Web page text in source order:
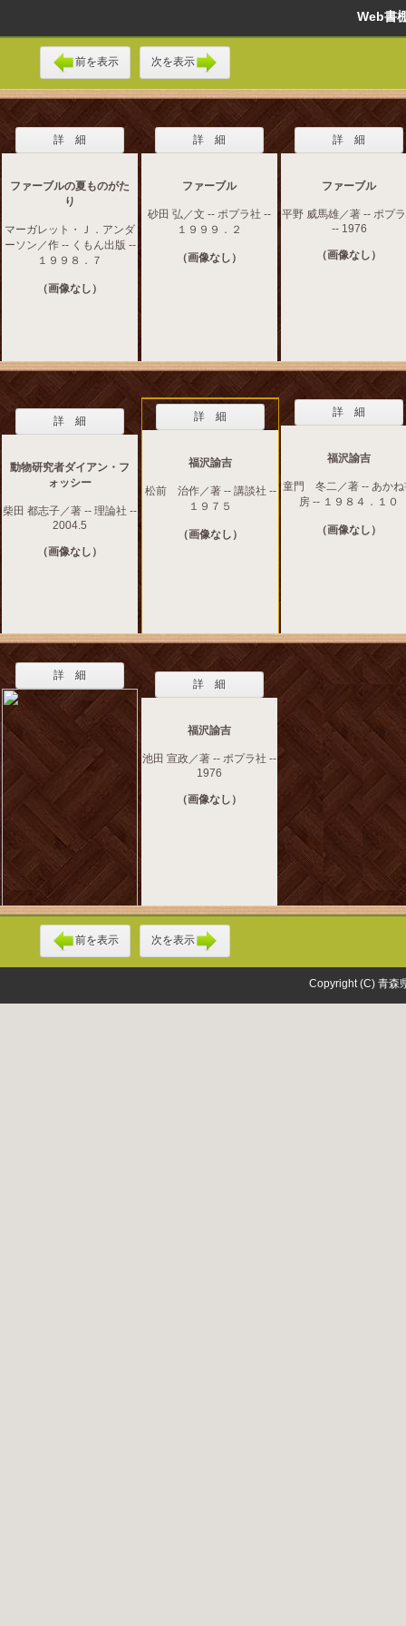
Web
前を表示 次を表示
詳 細
ファーブルの夏ものがた
り
マーガレット・Ｊ．アンダ
ーソン／作 -- くもん出版 --
１９９８．７
（画像なし）
詳 細
ファーブル
砂田 弘／文 -- ポプラ社 --
１９９９．２
（画像なし）
詳 細
ファーブル
平野 威馬雄／著 -- ポプ
-- 1976
（画像なし）
詳 細
動物研究者ダイアン・フ
ォッシー
柴田 都志子／著 -- 理論社 --
2004.5
（画像なし）
詳 細
福沢諭吉
松前 治作／著 -- 講談社 --
１９７５
（画像なし）
詳 細
福沢諭吉
童門 冬二／著 -- あかね
房 -- １９８４．１０
（画像なし）
詳 細
詳 細
福沢諭吉
池田 宣政／著 -- ポプラ社 --
1976
（画像なし）
前を表示 次を表示
Copyright (C) 青森